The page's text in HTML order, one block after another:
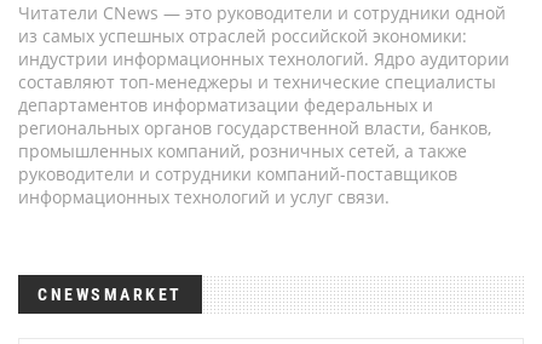
Читатели CNews — это руководители и сотрудники одной
из самых успешных отраслей российской экономики:
индустрии информационных технологий. Ядро аудитории
составляют топ-менеджеры и технические специалисты
департаментов информатизации федеральных и
региональных органов государственной власти, банков,
промышленных компаний, розничных сетей, а также
руководители и сотрудники компаний-поставщиков
информационных технологий и услуг связи.
CNEWSMARKET